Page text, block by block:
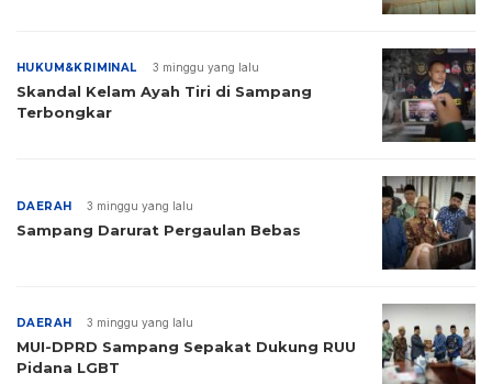
HUKUM&KRIMINAL 3 minggu yang lalu
Skandal Kelam Ayah Tiri di Sampang
Terbongkar
DAERAH 3 minggu yang lalu
Sampang Darurat Pergaulan Bebas
DAERAH 3 minggu yang lalu
MUI-DPRD Sampang Sepakat Dukung RUU
Pidana LGBT